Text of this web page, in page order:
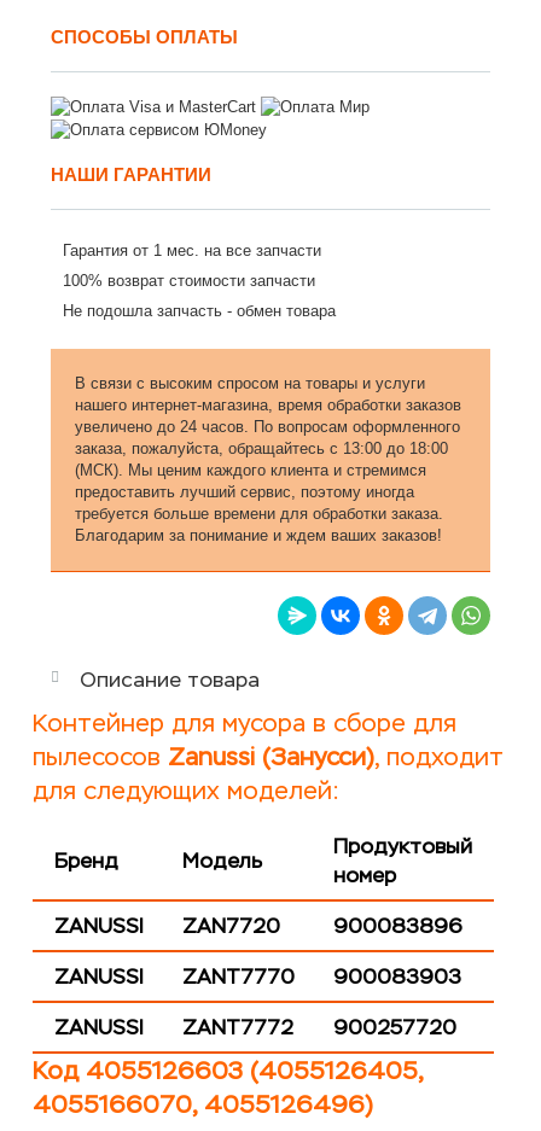
СПОСОБЫ ОПЛАТЫ
НАШИ ГАРАНТИИ
Гарантия от 1 мес. на все запчасти
100% возврат стоимости запчасти
Не подошла запчасть - обмен товара
В связи с высоким спросом на товары и услуги
нашего интернет-магазина, время обработки заказов
увеличено до 24 часов. По вопросам оформленного
заказа, пожалуйста, обращайтесь с 13:00 до 18:00
(МСК). Мы ценим каждого клиента и стремимся
предоставить лучший сервис, поэтому иногда
требуется больше времени для обработки заказа.
Благодарим за понимание и ждем ваших заказов!
Описание товара
Контейнер для мусора в сборе для
пылесосов Zanussi (Занусси), подходит
для следующих моделей:
Бренд Модель
Продуктовый
номер
ZANUSSI
ZAN7720
900083896
ZANUSSI
ZANT7770
900083903
ZANUSSI
ZANT7772 900257720
Код 4055126603 (4055126405,
4055166070, 4055126496)